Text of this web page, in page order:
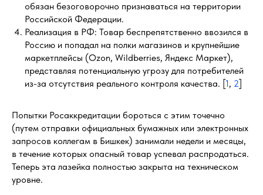
обязан безоговорочно признаваться на территории
Российской Федерации.
Реализация в РФ: Товар беспрепятственно ввозился в
Россию и попадал на полки магазинов и крупнейшие
маркетплейсы (Ozon, Wildberries, Яндекс Маркет),
представляя потенциальную угрозу для потребителей
из-за отсутствия реального контроля качества. [1, 2]
Попытки Росаккредитации бороться с этим точечно
(путем отправки официальных бумажных или электронных
запросов коллегам в Бишкек) занимали недели и месяцы,
в течение которых опасный товар успевал распродаться.
Теперь эта лазейка полностью закрыта на техническом
уровне.